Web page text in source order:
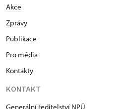
Akce
Zprávy
Publikace
Pro média
Kontakty
KONTAKT
Generální ředitelství NPÚ